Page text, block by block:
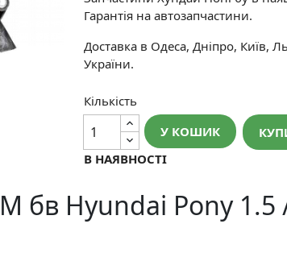
Гарантія на автозапчастини.
Доставка в Одеса, Дніпро, Київ,
України.
Кількість
У КОШИК
В НАЯВНОСТІ
бв Hyundai Pony 1.5